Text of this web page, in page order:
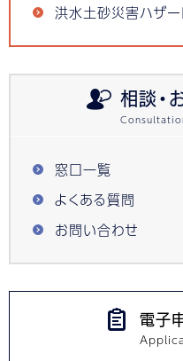
洪水土砂災害ハザ
相談・
窓口一覧
よくある質問
お問い合わせ
電子